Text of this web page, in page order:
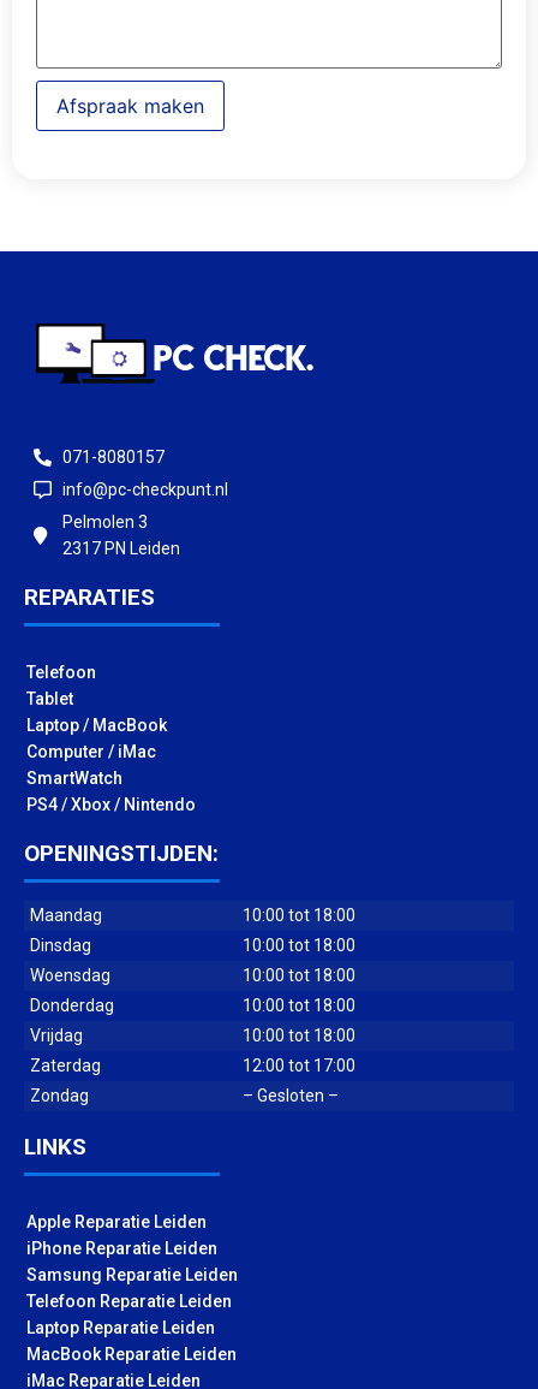
Afspraak maken
071-8080157
info@pc-checkpunt.nl
Pelmolen 3
2317 PN Leiden
REPARATIES
Telefoon
Tablet
Laptop / MacBook
Computer / iMac
SmartWatch
PS4 / Xbox / Nintendo
OPENINGSTIJDEN:
Maandag
10:00 tot 18:00
Dinsdag
10:00 tot 18:00
Woensdag
10:00 tot 18:00
Donderdag
10:00 tot 18:00
Vrijdag
10:00 tot 18:00
Zaterdag
12:00 tot 17:00
Zondag
– Gesloten –
LINKS
Apple Reparatie Leiden
iPhone Reparatie Leiden
Samsung Reparatie Leiden
Telefoon Reparatie Leiden
Laptop Reparatie Leiden
MacBook Reparatie Leiden
iMac Reparatie Leiden